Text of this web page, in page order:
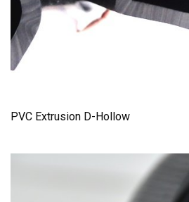
PVC Extrusion D-Hollow